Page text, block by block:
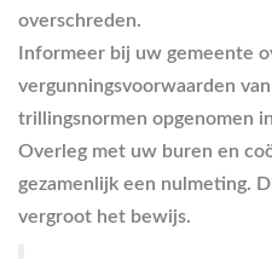
overschreden.
Informeer bij uw gemeente
vergunningsvoorwaarden
trillingsnormen opgenomen
Overleg met uw buren en
gezamenlijk een nulmeting.
vergroot het bewijs.